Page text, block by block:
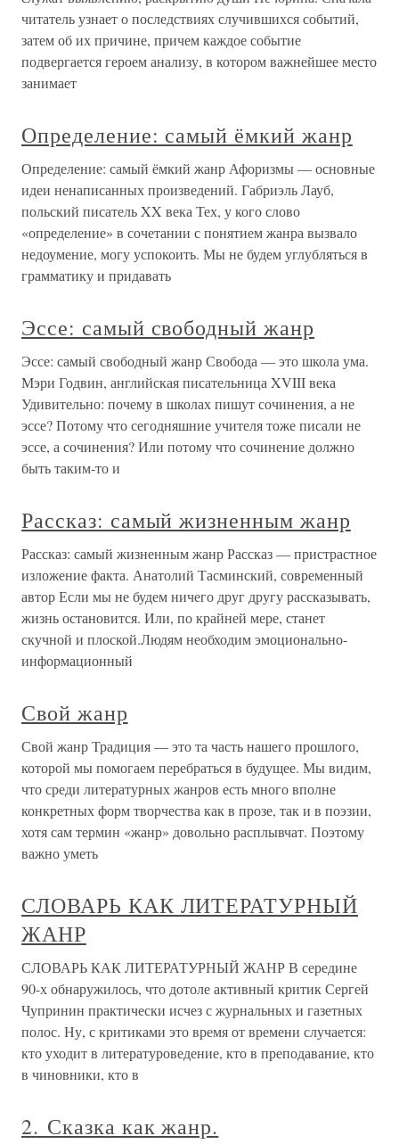
читатель узнает о последствиях случившихся событий,
затем об их причине, причем каждое событие
подвергается героем анализу, в котором важнейшее место
занимает
Определение: самый ёмкий жанр
Определение: самый ёмкий жанр Афоризмы — основные
идеи ненаписанных произведений. Габриэль Лауб,
польский писатель XX века Тех, у кого слово
«определение» в сочетании с понятием жанра вызвало
недоумение, могу успокоить. Мы не будем углубляться в
грамматику и придавать
Эссе: самый свободный жанр
Эссе: самый свободный жанр Свобода — это школа ума.
Мэри Годвин, английская писательница XVIII века
Удивительно: почему в школах пишут сочинения, а не
эссе? Потому что сегодняшние учителя тоже писали не
эссе, а сочинения? Или потому что сочинение должно
быть таким-то и
Рассказ: самый жизненным жанр
Рассказ: самый жизненным жанр Рассказ — пристрастное
изложение факта. Анатолий Тасминский, современный
автор Если мы не будем ничего друг другу рассказывать,
жизнь остановится. Или, по крайней мере, станет
скучной и плоской.Людям необходим эмоционально-
информационный
Свой жанр
Свой жанр Традиция — это та часть нашего прошлого,
которой мы помогаем перебраться в будущее. Мы видим,
что среди литературных жанров есть много вполне
конкретных форм творчества как в прозе, так и в поэзии,
хотя сам термин «жанр» довольно расплывчат. Поэтому
важно уметь
СЛОВАРЬ КАК ЛИТЕРАТУРНЫЙ
ЖАНР
СЛОВАРЬ КАК ЛИТЕРАТУРНЫЙ ЖАНР В середине
90-х обнаружилось, что дотоле активный критик Сергей
Чупринин практически исчез с журнальных и газетных
полос. Ну, с критиками это время от времени случается:
кто уходит в литературоведение, кто в преподавание, кто
в чиновники, кто в
2. Сказка как жанр.